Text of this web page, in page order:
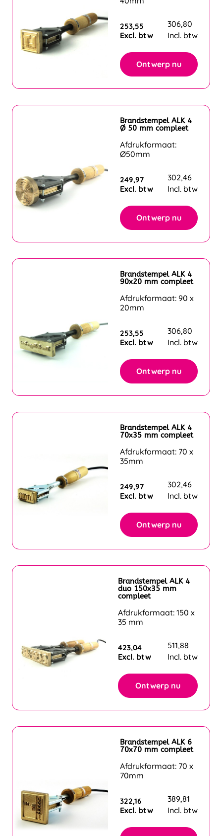
253,55
Excl. btw
306,80
Incl. btw
Ontwerp nu
Brandstempel ALK 4
Ø 50 mm compleet
Afdrukformaat:
Ø50mm
249,97
Excl. btw
302,46
Incl. btw
Ontwerp nu
Brandstempel ALK 4
90x20 mm compleet
Afdrukformaat: 90 x
20mm
253,55
Excl. btw
306,80
Incl. btw
Ontwerp nu
Brandstempel ALK 4
70x35 mm compleet
Afdrukformaat: 70 x
35mm
249,97
Excl. btw
302,46
Incl. btw
Ontwerp nu
Brandstempel ALK 4
duo 150x35 mm
compleet
Afdrukformaat: 150 x
35 mm
423,04
Excl. btw
511,88
Incl. btw
Ontwerp nu
Brandstempel ALK 6
70x70 mm compleet
Afdrukformaat: 70 x
70mm
322,16
Excl. btw
389,81
Incl. btw